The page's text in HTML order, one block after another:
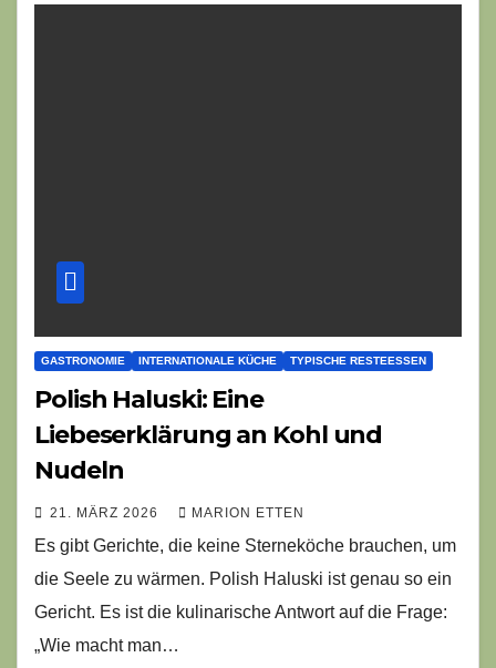
GASTRONOMIE INTERNATIONALE KÜCHE TYPISCHE RESTEESSEN
Polish Haluski: Eine
Liebeserklärung an Kohl und
Nudeln
21. MÄRZ 2026 MARION ETTEN
Es gibt Gerichte, die keine Sterneköche brauchen, um
die Seele zu wärmen. Polish Haluski ist genau so ein
Gericht. Es ist die kulinarische Antwort auf die Frage:
„Wie macht man…